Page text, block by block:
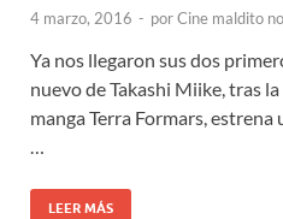
4 marzo, 2016 - porCine maldito
Ya nos llegaron sus dos
nuevo de Takashi Miike, tras
manga Terra Formars,
…
LEER MÁS